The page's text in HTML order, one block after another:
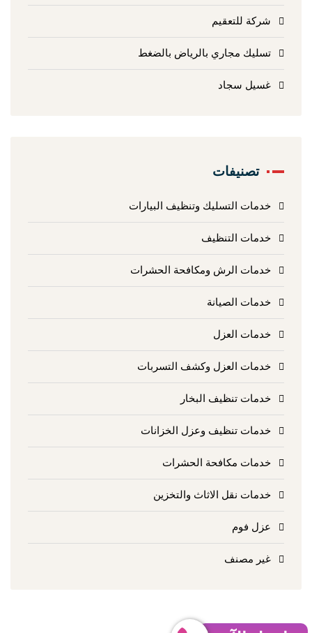
شركة للتعقيم
تسليك مجاري بالرياض بالضغط
غسيل سجاد
تصنيفات
خدمات التسليك وتنظيف البيارات
خدمات التنظيف
خدمات الرش ومكافحة الحشرات
خدمات الصيانة
خدمات العزل
خدمات العزل وكشف التسربات
خدمات تنظيف البخار
خدمات تنظيف وعزل الخزانات
خدمات مكافحة الحشرات
خدمات نقل الاثاث والتخزين
عزل فوم
غير مصنف